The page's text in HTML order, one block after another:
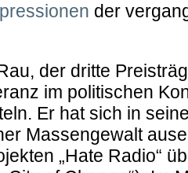
der
der dritte
im politischen
Er hat sich in
Massengewalt
„Hate Radio“